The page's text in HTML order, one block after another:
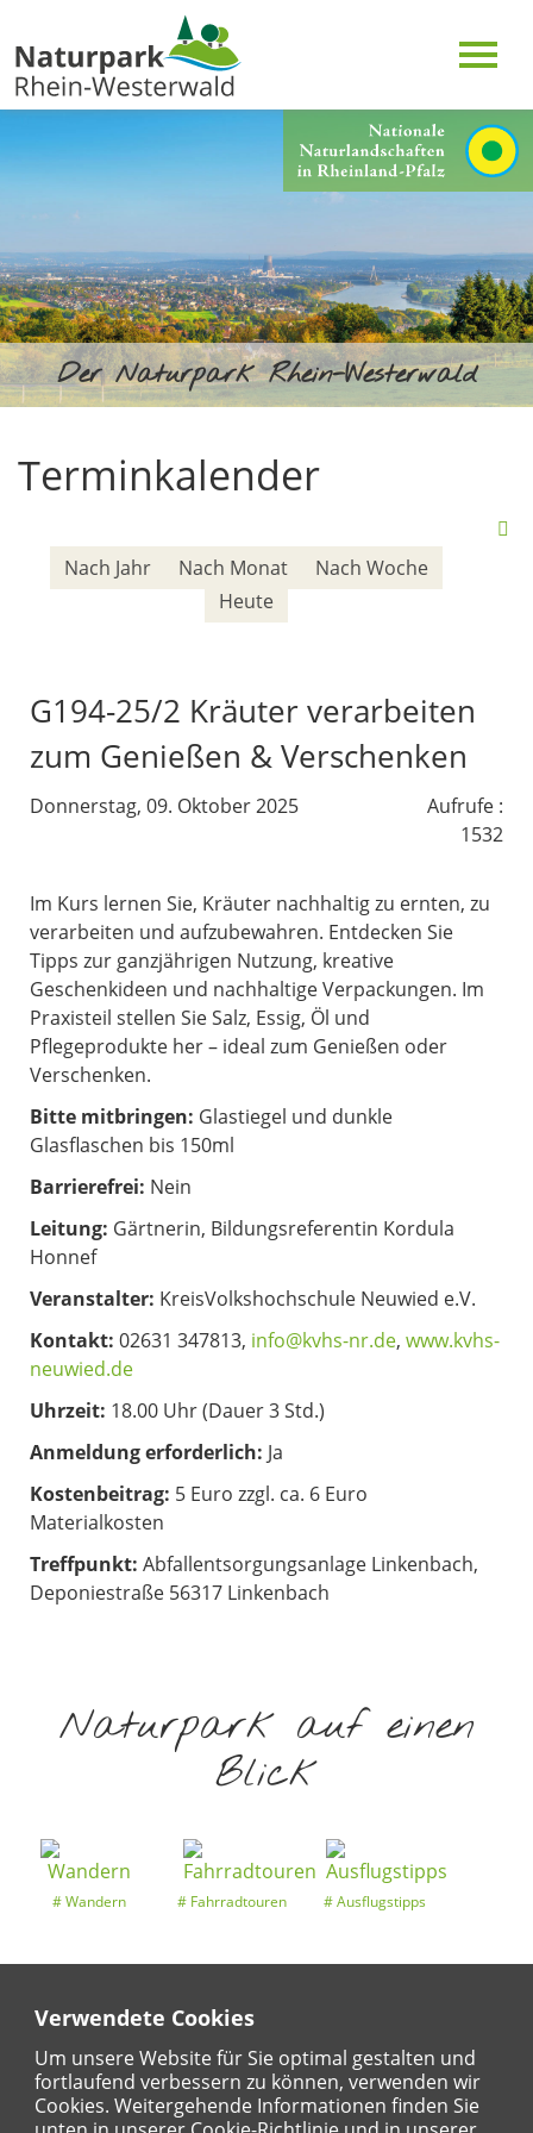
Verwendete Cookies
Um unsere Website für Sie optimal gestalten und
fortlaufend verbessern zu können, verwenden wir
Cookies. Weitergehende Informationen finden Sie
Der Naturpark Rhein-Westerwald
Terminkalender
Nach Jahr Nach Monat
Nach Woche
Heute
G194-25/2 Kräuter verarbeiten
zum Genießen & Verschenken
Donnerstag, 09. Oktober 2025 Aufrufe :
1532
Im Kurs lernen Sie, Kräuter nachhaltig zu ernten, zu
verarbeiten und aufzubewahren. Entdecken Sie
Tipps zur ganzjährigen Nutzung, kreative
Geschenkideen und nachhaltige Verpackungen. Im
Praxisteil stellen Sie Salz, Essig, Öl und
Pflegeprodukte her – ideal zum Genießen oder
Verschenken.
Bitte mitbringen: Glastiegel und dunkle
Glasflaschen bis 150ml
Barrierefrei: Nein
Leitung: Gärtnerin, Bildungsreferentin Kordula
Honnef
Veranstalter: KreisVolkshochschule Neuwied e.V.
Kontakt: 02631 347813, info@kvhs-nr.de, www.kvhs-
neuwied.de
Uhrzeit: 18.00 Uhr (Dauer 3 Std.)
Anmeldung erforderlich: Ja
Kostenbeitrag: 5 Euro zzgl. ca. 6 Euro
Materialkosten
Treffpunkt: Abfallentsorgungsanlage Linkenbach,
Deponiestraße 56317 Linkenbach
Naturpark auf einen
Blick
Wandern Fahrradtouren Ausflugstipps
Entdeckertouren Ansichten